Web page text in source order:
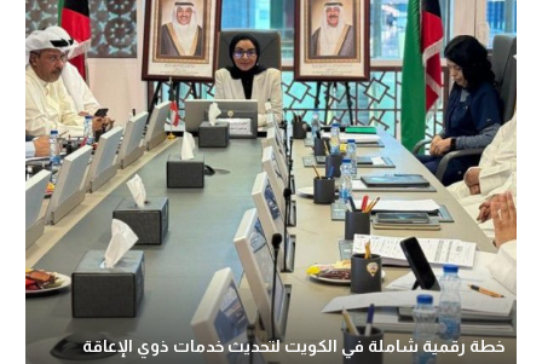
خطة رقمية شاملة في الكويت لتحديث خدمات ذوي الإعاقة